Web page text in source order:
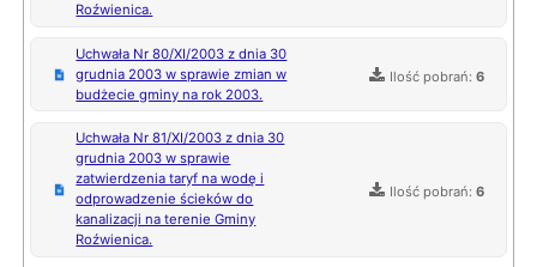
Roźwienica.
Uchwała Nr 80/XI/2003 z dnia 30
grudnia 2003 w sprawie zmian w
budżecie gminy na rok 2003.
Ilość pobrań:6
Uchwała Nr 81/XI/2003 z dnia 30
grudnia 2003 w sprawie
zatwierdzenia taryf na wodę i
odprowadzenie ścieków do
kanalizacji na terenie Gminy
Roźwienica.
Ilość pobrań:6